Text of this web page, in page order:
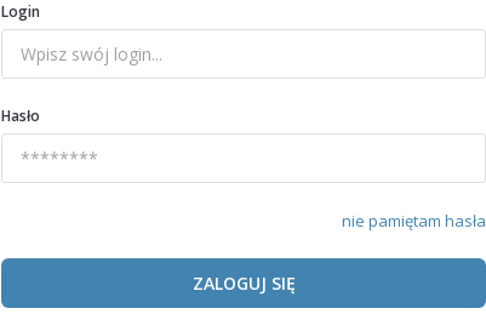
Login
Hasło
nie pamiętam hasła
ZALOGUJ SIĘ